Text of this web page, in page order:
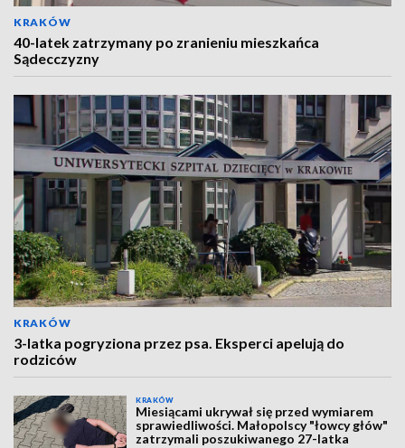
KRAKÓW
40-latek zatrzymany po zranieniu mieszkańca
Sądecczyzny
KRAKÓW
3-latka pogryziona przez psa. Eksperci apelują do
rodziców
KRAKÓW
Miesiącami ukrywał się przed wymiarem
sprawiedliwości. Małopolscy "łowcy głów"
zatrzymali poszukiwanego 27-latka